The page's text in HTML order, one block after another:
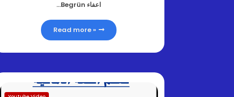
اعفاء Begrün…
Read more »